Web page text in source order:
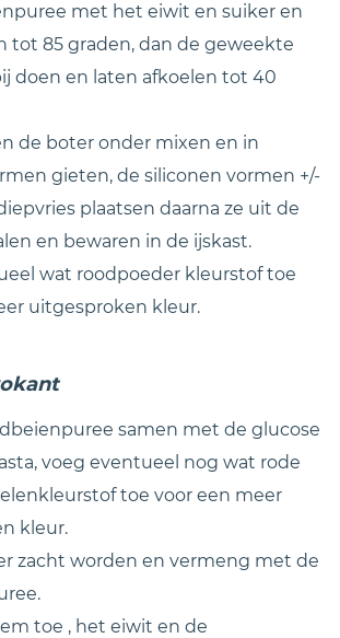
met het eiwit en suiker en
tot 85 graden, dan de geweekte
doen en laten afkoelen tot 40
de boter onder mixen en in
gieten, de siliconen vormen +/-
plaatsen daarna ze uit de
en bewaren in de ijskast.
wat roodpoeder kleurstof toe
uitgesproken kleur.
samen met de glucose
voeg eventueel nog wat rode
toe voor een meer
kleur.
zacht worden en vermeng met de
toe , het eiwit en de